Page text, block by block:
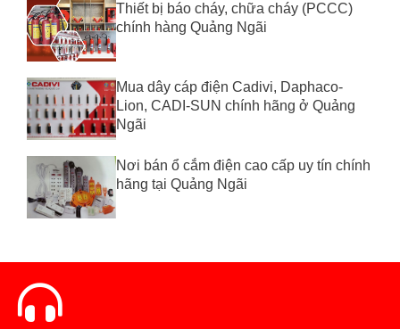
Thiết bị báo cháy, chữa cháy (PCCC)
chính hàng Quảng Ngãi
Mua dây cáp điện Cadivi, Daphaco-
Lion, CADI-SUN chính hãng ở Quảng
Ngãi
Nơi bán ổ cắm điện cao cấp uy tín chính
hãng tại Quảng Ngãi